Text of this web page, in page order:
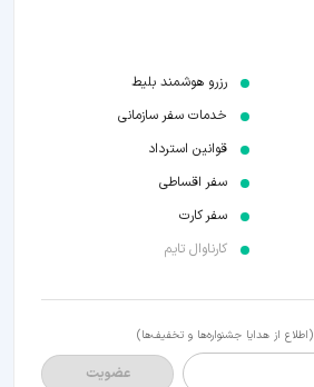
رزرو هوشمند بلیط
خدمات سفر سازمانی
قوانین استرداد
سفر اقساطی
سفر کارت
کارناوال تایم
(اطلاع از هدایا جشنواره‌ها و تخفیف‌ها)
عضویت